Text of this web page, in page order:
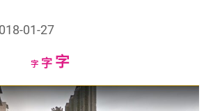
01-27
字Decrease
size.
字Reset
size.
字Increase
size.